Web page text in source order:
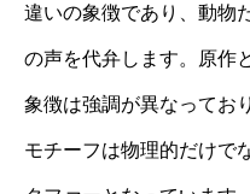
違いの象徴であり、動物
の声を代弁します。原作
象徴は強調が異なってお
モチーフは物理的だけで